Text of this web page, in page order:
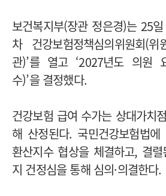
보건복지부(장관 정은경)는 25
차 건강보험정책심의위원회(
관)’를 열고 ‘2027년도 의원
수)’을 결정했다.
건강보험 급여 수가는 상대가치
해 산정된다. 국민건강보험법
환산지수 협상을 체결하고, 결
지 건정심을 통해 심의·의결한다.